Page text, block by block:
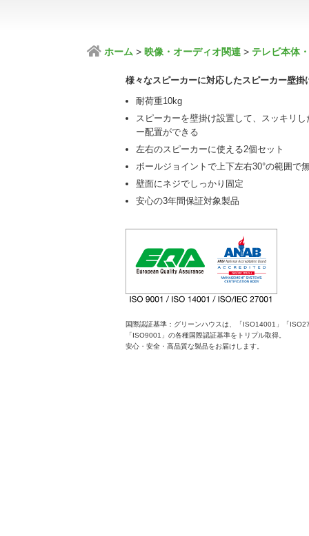
ホーム 映像・オーディオ関連 テレビ本体
様々なスピーカーに対応したスピーカー壁掛
耐荷重10kg
スピーカーを壁掛け設置して、スッキリ
ー配置ができる
左右のスピーカーに使える2個セット
ボールジョイントで上下左右30°の範囲で
壁面にネジでしっかり固定
安心の3年間保証対象製品
国際認証基準：グリーンハウスは、「ISO14001」「
「ISO9001」の各種国際認証基準をトリプル取得。
安心・安全・高品質な製品をお届けします。